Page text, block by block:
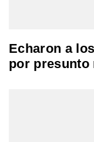
Echaron a
por presunto